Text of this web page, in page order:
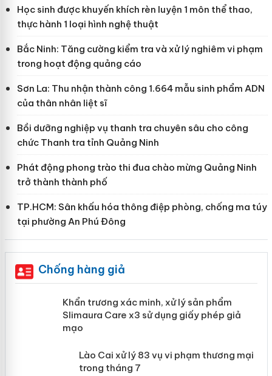
Học sinh được khuyến khích rèn luyện 1 môn thể thao,
thực hành 1 loại hình nghệ thuật
Bắc Ninh: Tăng cường kiểm tra và xử lý nghiêm vi phạm
trong hoạt động quảng cáo
Sơn La: Thu nhận thành công 1.664 mẫu sinh phẩm ADN
của thân nhân liệt sĩ
Bồi dưỡng nghiệp vụ thanh tra chuyên sâu cho công
chức Thanh tra tỉnh Quảng Ninh
Phát động phong trào thi đua chào mừng Quảng Ninh
trở thành thành phố
TP.HCM: Sân khấu hóa thông điệp phòng, chống ma túy
tại phường An Phú Đông
Chống hàng giả
Khẩn trương xác minh, xử lý sản phẩm
Slimaura Care x3 sử dụng giấy phép